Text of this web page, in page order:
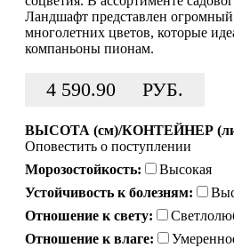
Ландшафт представлен
многолетних цветов, которые
компаньоны пионам.
4 590.90 РУБ.
ВЫСОТА (см)/КОНТЕЙНЕР
Оповестить о поступлении
Морозостойкость:
Высокая
Устойчивость к болезням:
Отношение к свету:
Отношение к влаге: